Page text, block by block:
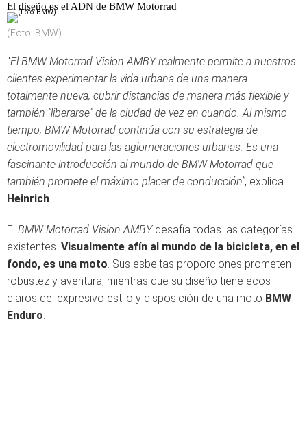
El diseño es el ADN de BMW Motorrad
(Foto: BMW)
"El BMW Motorrad Vision AMBY realmente permite a nuestros
clientes experimentar la vida urbana de una manera
totalmente nueva, cubrir distancias de manera más flexible y
también "liberarse" de la ciudad de vez en cuando. Al mismo
tiempo, BMW Motorrad continúa con su estrategia de
electromovilidad para las aglomeraciones urbanas. Es una
fascinante introducción al mundo de BMW Motorrad que
también promete el máximo placer de conducción", explica
Heinrich.
El BMW Motorrad Vision AMBYdesafía todas las categorías
existentes. Visualmente afín al mundo de la bicicleta, en el
fondo, es una moto. Sus esbeltas proporciones prometen
robustez y aventura, mientras que su diseño tiene ecos
claros del expresivo estilo y disposición de una moto BMW
Enduro.